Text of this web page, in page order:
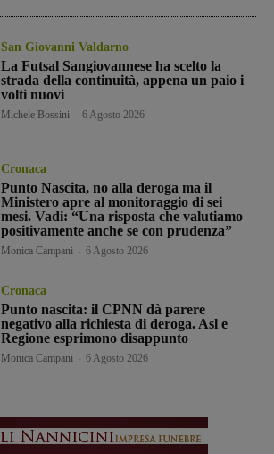
San Giovanni Valdarno
La Futsal Sangiovannese ha scelto la
strada della continuità, appena un paio i
volti nuovi
Michele Bossini 6 Agosto 2026
Cronaca
Punto Nascita, no alla deroga ma il
Ministero apre al monitoraggio di sei
mesi. Vadi: “Una risposta che valutiamo
positivamente anche se con prudenza”
Monica Campani 6 Agosto 2026
Cronaca
Punto nascita: il CPNN dà parere
negativo alla richiesta di deroga. Asl e
Regione esprimono disappunto
Monica Campani 6 Agosto 2026